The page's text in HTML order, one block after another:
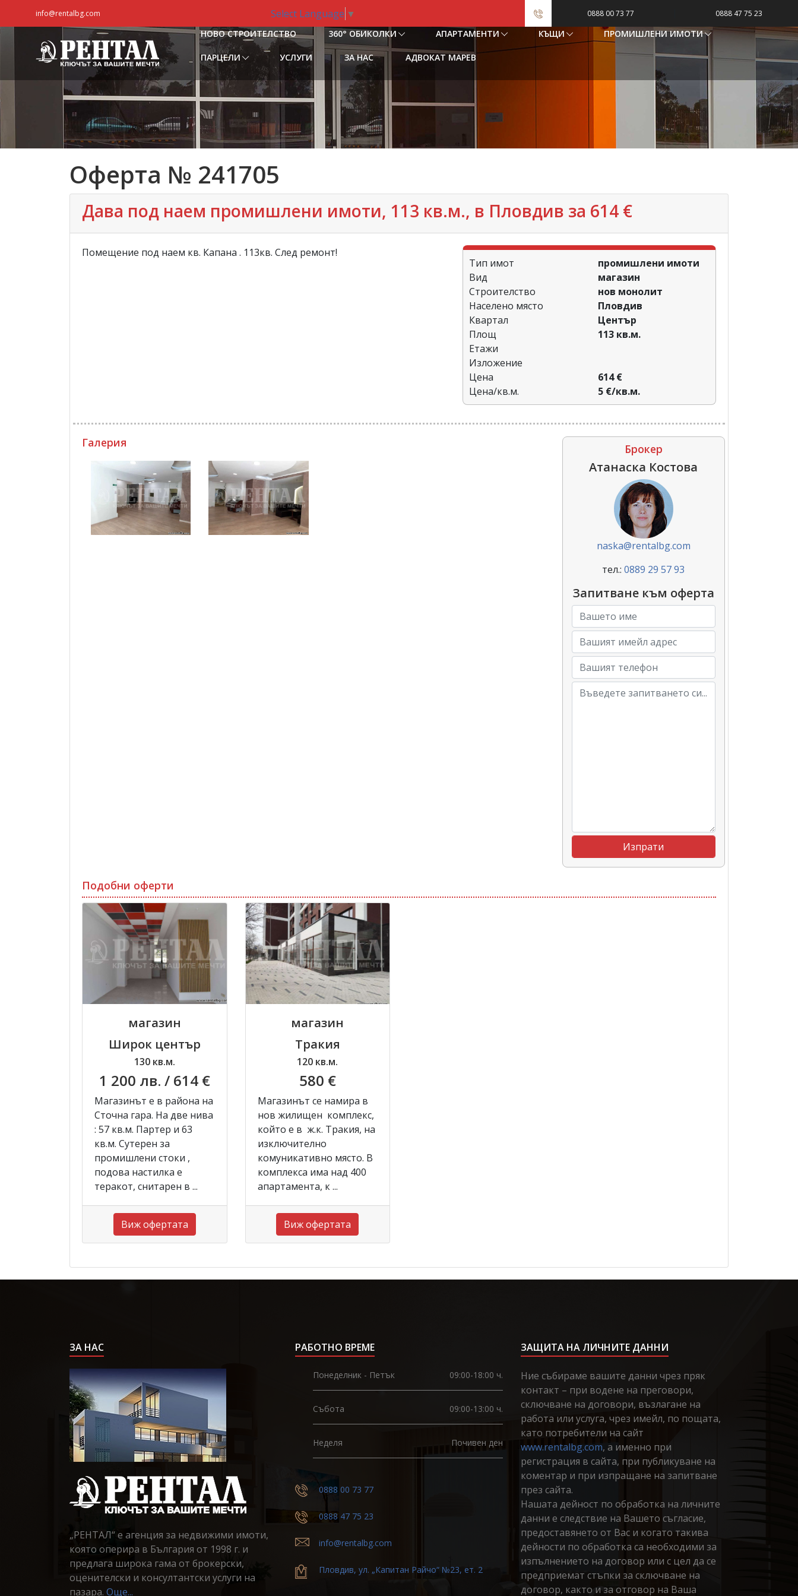
info@rentalbg.com Select Language ▼ 0888 00 73 77 0888 47 75 23
НОВО СТРОИТЕЛСТВО 360° ОБИКОЛКИ АПАРТАМЕНТИ КЪЩИ ПРОМИШЛЕНИ ИМОТИ
ПАРЦЕЛИ УСЛУГИ ЗА НАС АДВОКАТ МАРЕВ
Оферта № 241705
Дава под наем промишлени имоти, 113 кв.м., в Пловдив‎ за 614 €
Помещение под наем кв. Капана . 113кв. След ремонт!
Тип имот
промишлени имоти
Вид
магазин
Строителство
нов монолит
Населено място
Пловдив‎
Квартал
Център
Площ
113 кв.м.
Етажи
Изложение
Цена
614 €
Цена/кв.м.
5 €/кв.м.
Галерия Брокер
Атанаска Костова
naska@rentalbg.com
тел.:0889 29 57 93
Запитване към оферта
Подобни оферти
магазин
Широк център
130 кв.м.
1 200 лв. / 614 €
Магазинът е в района на
Сточна гара. На две нива
: 57 кв.м. Партер и 63
кв.м. Сутерен за
промишлени стоки ,
подова настилка е
теракот, снитарен в ...
Виж офертата
магазин
Тракия
120 кв.м.
580 €
Магазинът се намира в
нов жилищен комплекс,
който е в ж.к. Тракия, на
изключително
комуникативно място. В
комплекса има над 400
апартамента, к ...
Виж офертата
ЗА НАС
„РЕНТАЛ“ е агенция за недвижими имоти,
която оперира в България от 1998 г. и
предлага широка гама от брокерски,
оценителски и консултантски услуги на
пазара. Още...
РАБОТНО ВРЕМЕ
Понеделник - Петък 09:00-18:00 ч.
Събота 09:00-13:00 ч.
Неделя Почивен ден
0888 00 73 77
0888 47 75 23
info@rentalbg.com
Пловдив, ул. „Капитан Райчо“ №23, ет. 2
ЗАЩИТА НА ЛИЧНИТЕ ДАННИ
Ние събираме вашите данни чрез пряк
контакт – при водене на преговори,
сключване на договори, възлагане на
работа или услуга, чрез имейл, по пощата,
като потребители на сайт
www.rentalbg.com, а именно при
регистрация в сайта, при публикуване на
коментар и при изпращане на запитване
през сайта.
Нашата дейност по обработка на личните
данни е следствие на Вашето съгласие,
предоставянето от Вас и когато такива
дейности по обработка са необходими за
изпълнението на договор или с цел да се
предприемат стъпки за сключване на
договор, както и за отговор на Ваша